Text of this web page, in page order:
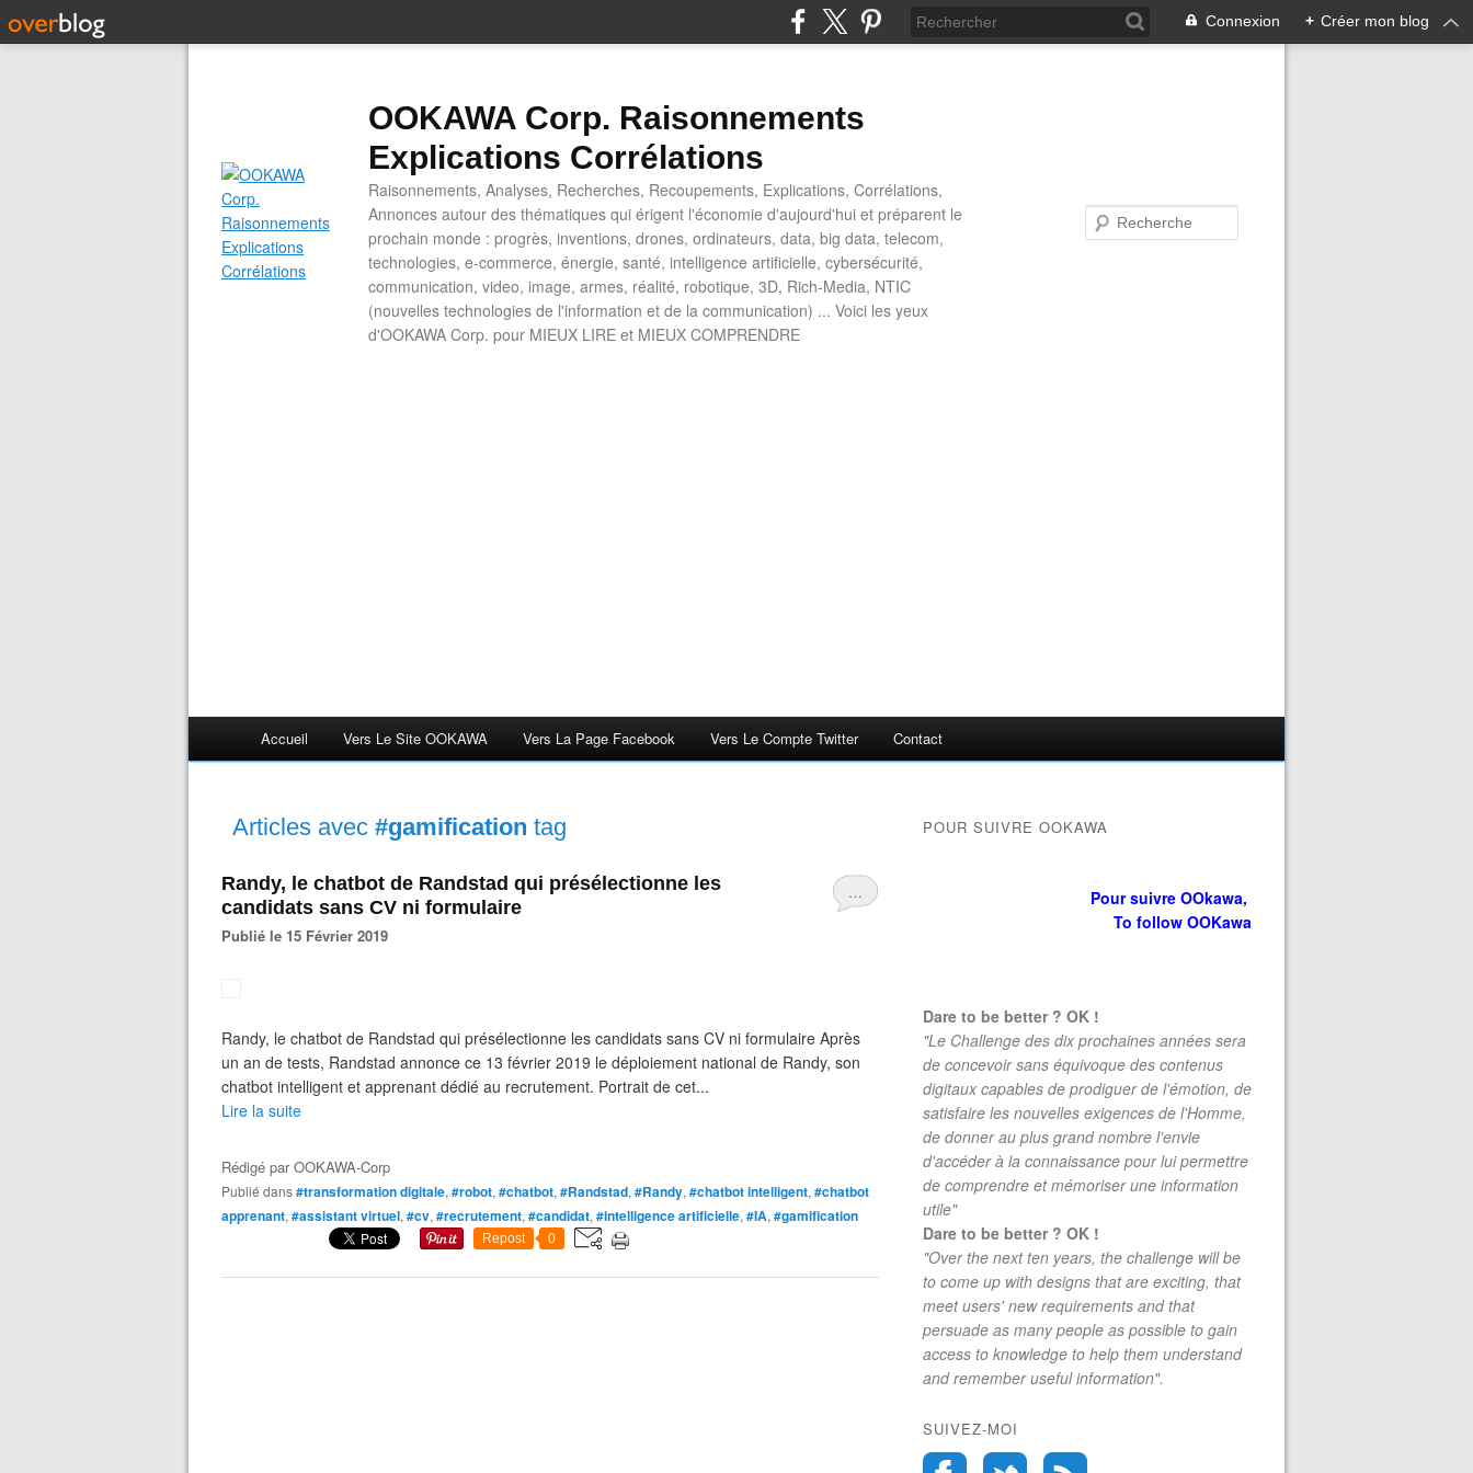
Connexion + Créer mon blog
OOKAWA Corp. Raisonnements
Explications Corrélations
Raisonnements, Analyses, Recherches, Recoupements, Explications, Corrélations,
Annonces autour des thématiques qui érigent l'économie d'aujourd'hui et préparent le
prochain monde : progrès, inventions, drones, ordinateurs, data, big data, telecom,
technologies, e-commerce, énergie, santé, intelligence artificielle, cybersécurité,
communication, video, image, armes, réalité, robotique, 3D, Rich-Media, NTIC
(nouvelles technologies de l'information et de la communication) ... Voici les yeux
d'OOKAWA Corp. pour MIEUX LIRE et MIEUX COMPRENDRE
Accueil Vers Le Site OOKAWA Vers La Page Facebook Vers Le Compte Twitter Contact
Articles avec #gamification tag
…
Randy, le chatbot de Randstad qui présélectionne les
candidats sans CV ni formulaire
Publié le 15 Février 2019
Randy, le chatbot de Randstad qui présélectionne les candidats sans CV ni formulaire Après
un an de tests, Randstad annonce ce 13 février 2019 le déploiement national de Randy, son
chatbot intelligent et apprenant dédié au recrutement. Portrait de cet...
Lire la suite
Rédigé parOOKAWA-Corp
Publié dans#transformation digitale, #robot, #chatbot, #Randstad, #Randy, #chatbot intelligent, #chatbot
apprenant, #assistant virtuel, #cv, #recrutement, #candidat, #intelligence artificielle, #IA, #gamification
Repost 0
POUR SUIVRE OOKAWA
Pour suivre OOkawa,
To follow OOKawa
Dare to be better ? OK !
"Le Challenge des dix prochaines années sera
de concevoir sans équivoque des contenus
digitaux capables de prodiguer de l'émotion, de
satisfaire les nouvelles exigences de l'Homme,
de donner au plus grand nombre l'envie
d'accéder à la connaissance pour lui permettre
de comprendre et mémoriser une information
utile"
Dare to be better ? OK !
"Over the next ten years, the challenge will be
to come up with designs that are exciting, that
meet users' new requirements and that
persuade as many people as possible to gain
access to knowledge to help them understand
and remember useful information".
SUIVEZ-MOI